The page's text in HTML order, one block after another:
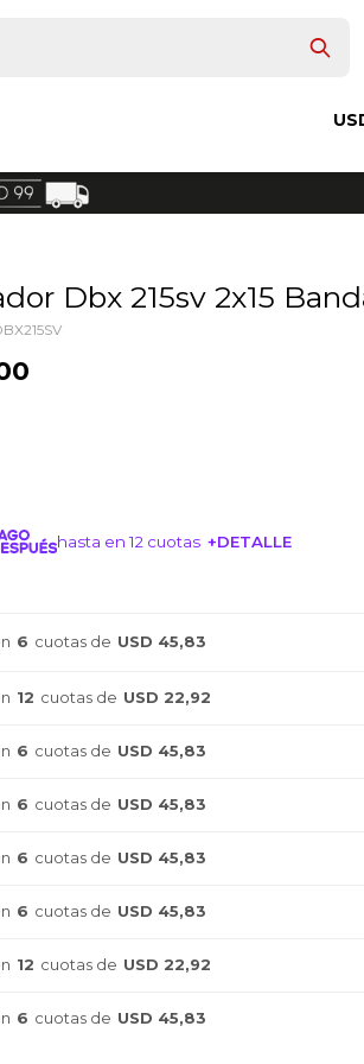
Dbx 215sv 2x15
hasta en 12 cuotas +DETALLE
6 cuotas de USD 45,83
12 cuotas de USD 22,92
6 cuotas de USD 45,83
6 cuotas de USD 45,83
6 cuotas de USD 45,83
6 cuotas de USD 45,83
12 cuotas de USD 22,92
6 cuotas de USD 45,83